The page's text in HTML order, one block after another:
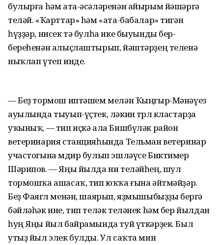
булырға hәм ата-әсәләренән айырым йәшәргә
теләй. «Ҡарттар» hәм «ата-бабалар» тигән
һүҙҙәр, нисек тә булһа ике быуынды бер-
береһенән алыҫлаштырып, йәштәрҙең теленә
ныҡлап үтеп инде.
— Беҙ тормош иптәшем мелән Ҡыңғыр-Мәнәүез
ауылында тыуып-үҫтек, ләкин төрлө кластарҙа
уҡыныҡ, — тип иҫкә ала Бишбүләк район
ветеринария станцияһында Тельман ветеринар
участогына мөдир булып эшләүсе Биктимер
Шәрипов. — Яңы йылда ни теләйһең, шул
тормошҡа ашасаҡ, тип юҡҡа ғына әйтмәйҙәр.
Беҙ Фаягөл менән, шаярып, яҙмышыбыҙҙы бергә
бәйләһәк ине, тип теләк теләнек hәм бер йылдан
һуң Яңы йыл байрамында туй үткәрҙек. Был
утыҙ йыл элек булды. Ул саҡта мин